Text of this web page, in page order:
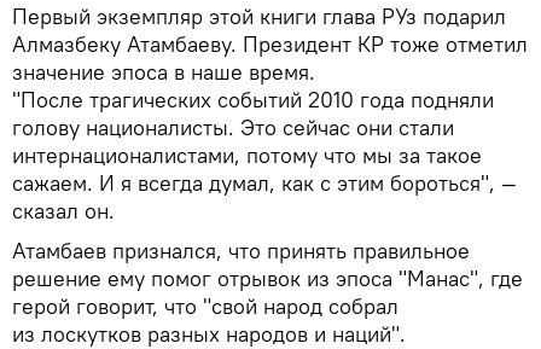
Первый экземпляр этой книги глава РУз подарил
Алмазбеку Атамбаеву. Президент КР тоже отметил
значение эпоса в наше время.
"После трагических событий 2010 года подняли
голову националисты. Это сейчас они стали
интернационалистами, потому что мы за такое
сажаем. И я всегда думал, как с этим бороться", —
сказал он.
Атамбаев признался, что принять правильное
решение ему помог отрывок из эпоса "Манас", где
герой говорит, что "свой народ собрал
из лоскутков разных народов и наций".